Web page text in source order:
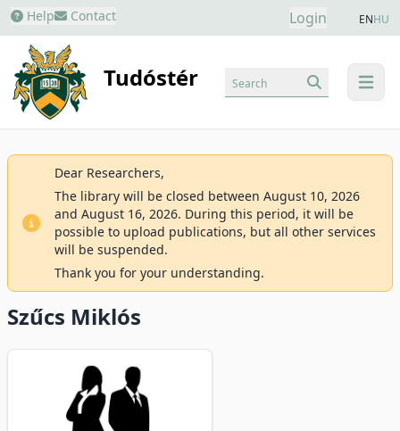
Help Contact Login ENHU
Tudóstér menu
Search
Dear Researchers,
The library will be closed between August 10, 2026
and August 16, 2026. During this period, it will be
possible to upload publications, but all other services
will be suspended.
Thank you for your understanding.
Szűcs Miklós